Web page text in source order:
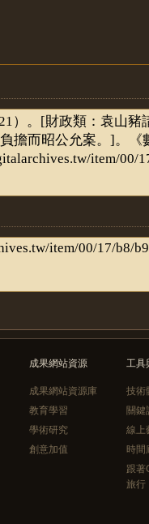
成果網站資源
成果網站資源庫
教育學習
學術研究
創意加值
工具
技術
關鍵
線上
時間
跟
旅行